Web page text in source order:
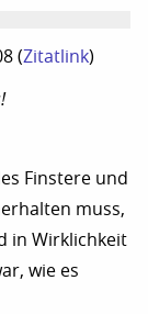
(Zitatlink)
Finstere und
muss,
in Wirklichkeit
wie es